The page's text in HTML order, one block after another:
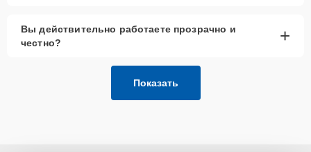
Вы действительно работаете прозрачно и
честно?
+
Показать